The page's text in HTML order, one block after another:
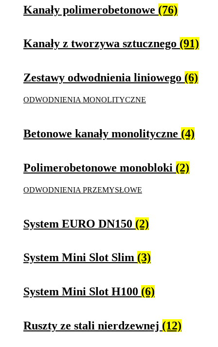
Kanały polimerobetonowe (76)
Kanały z tworzywa sztucznego (91)
Zestawy odwodnienia liniowego (6)
ODWODNIENIA MONOLITYCZNE
Betonowe kanały monolityczne (4)
Polimerobetonowe monobloki (2)
ODWODNIENIA PRZEMYSŁOWE
System EURO DN150 (2)
System Mini Slot Slim (3)
System Mini Slot H100 (6)
Ruszty ze stali nierdzewnej (12)